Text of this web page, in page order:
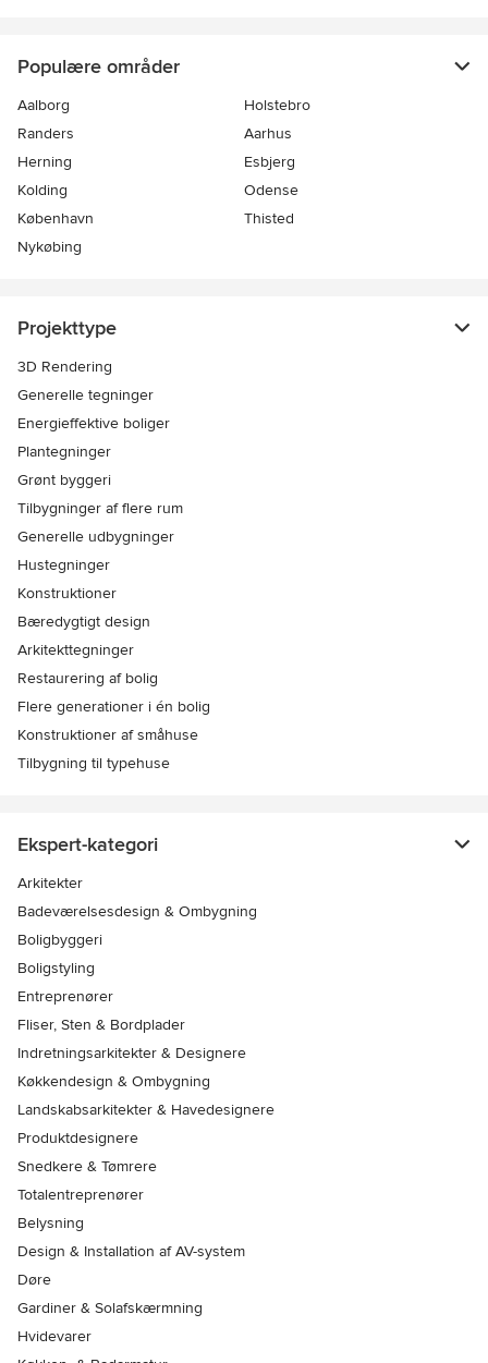
Populære områder
Aalborg
Holstebro
Randers
Aarhus
Herning
Esbjerg
Kolding
Odense
København
Thisted
Nykøbing
Projekttype
3D Rendering
Generelle tegninger
Energieffektive boliger
Plantegninger
Grønt byggeri
Tilbygninger af flere rum
Generelle udbygninger
Hustegninger
Konstruktioner
Bæredygtigt design
Arkitekttegninger
Restaurering af bolig
Flere generationer i én bolig
Konstruktioner af småhuse
Tilbygning til typehuse
Ekspert-kategori
Arkitekter
Badeværelsesdesign & Ombygning
Boligbyggeri
Boligstyling
Entreprenører
Fliser, Sten & Bordplader
Indretningsarkitekter & Designere
Køkkendesign & Ombygning
Landskabsarkitekter & Havedesignere
Produktdesignere
Snedkere & Tømrere
Totalentreprenører
Belysning
Design & Installation af AV-system
Døre
Gardiner & Solafskærmning
Hvidevarer